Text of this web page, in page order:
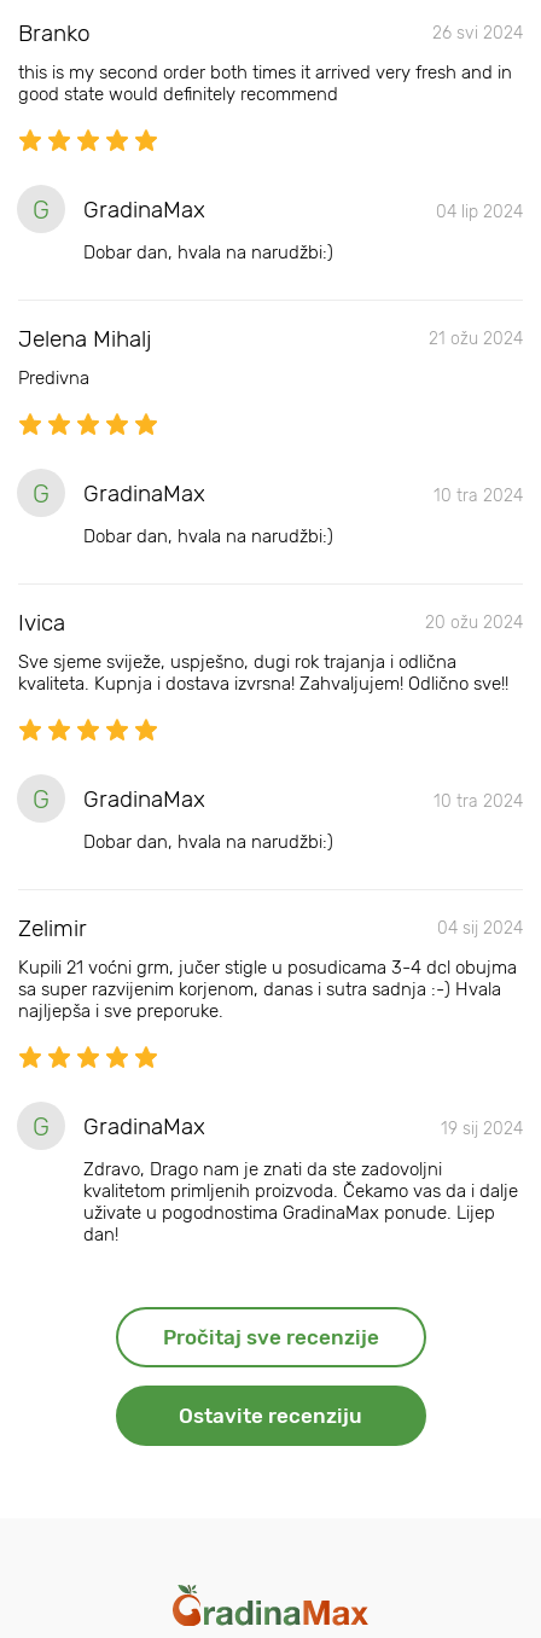
Branko 26 svi 2024
this is my second order both times it arrived very fresh and in
good state would definitely recommend
G GradinaMax 04 lip 2024
Dobar dan, hvala na narudžbi:)
Jelena Mihalj 21 ožu 2024
Predivna
G GradinaMax 10 tra 2024
Dobar dan, hvala na narudžbi:)
Ivica 20 ožu 2024
Sve sjeme sviježe, uspješno, dugi rok trajanja i odlična
kvaliteta. Kupnja i dostava izvrsna! Zahvaljujem! Odlično sve!!
G GradinaMax 10 tra 2024
Dobar dan, hvala na narudžbi:)
Zelimir 04 sij 2024
Kupili 21 voćni grm, jučer stigle u posudicama 3-4 dcl obujma
sa super razvijenim korjenom, danas i sutra sadnja :-) Hvala
najljepša i sve preporuke.
G GradinaMax 19 sij 2024
Zdravo, Drago nam je znati da ste zadovoljni
kvalitetom primljenih proizvoda. Čekamo vas da i dalje
uživate u pogodnostima GradinaMax ponude. Lijep
dan!
Pročitaj sve recenzije
Ostavite recenziju